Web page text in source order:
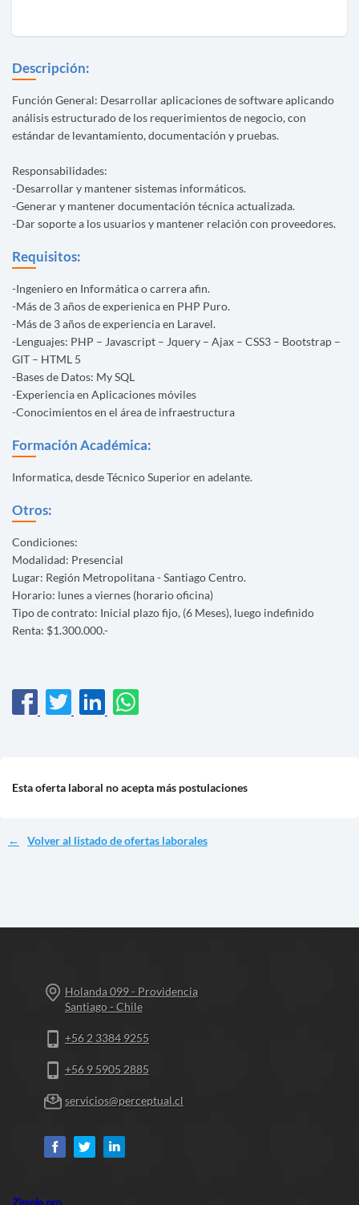
Descripción:
Función General: Desarrollar aplicaciones de software aplicando
análisis estructurado de los requerimientos de negocio, con
estándar de levantamiento, documentación y pruebas.
Responsabilidades:
-Desarrollar y mantener sistemas informáticos.
-Generar y mantener documentación técnica actualizada.
-Dar soporte a los usuarios y mantener relación con proveedores.
Requisitos:
-Ingeniero en Informática o carrera afin.
-Más de 3 años de experienica en PHP Puro.
-Más de 3 años de experiencia en Laravel.
-Lenguajes: PHP – Javascript – Jquery – Ajax – CSS3 – Bootstrap –
GIT – HTML 5
-Bases de Datos: My SQL
-Experiencia en Aplicaciones móviles
-Conocimientos en el área de infraestructura
Formación Académica:
Informatica, desde Técnico Superior en adelante.
Otros:
Condiciones:
Modalidad: Presencial
Lugar: Región Metropolitana - Santiago Centro.
Horario: lunes a viernes (horario oficina)
Tipo de contrato: Inicial plazo fijo, (6 Meses), luego indefinido
Renta: $1.300.000.-
Esta oferta laboral no acepta más postulaciones
Volver al listado de ofertas laborales
Holanda 099 - Providencia
Santiago - Chile
+56 2 3384 9255
+56 9 5905 2885
servicios@perceptual.cl
Zimple.pro